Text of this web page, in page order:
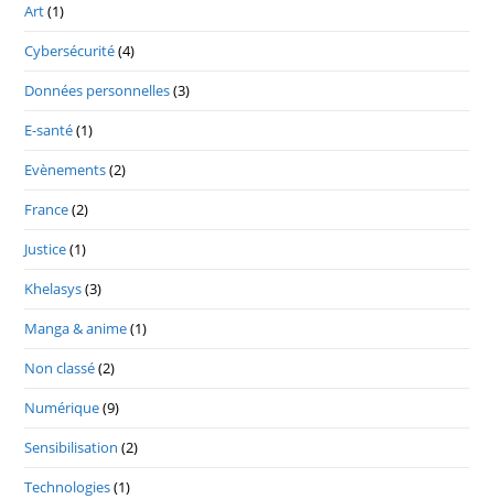
Art(1)
Cybersécurité(4)
Données personnelles(3)
E-santé(1)
Evènements(2)
France(2)
Justice(1)
Khelasys(3)
Manga & anime(1)
Non classé(2)
Numérique(9)
Sensibilisation (2)
Technologies(1)